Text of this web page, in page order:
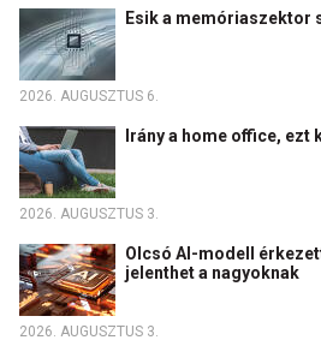
Esik a memóriaszektor
2026. AUGUSZTUS 6.
Irány a home office, ezt
2026. AUGUSZTUS 3.
Olcsó AI-modell
jelenthet a nagyoknak
2026. AUGUSZTUS 3.